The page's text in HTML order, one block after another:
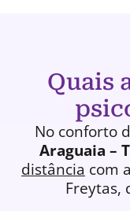
Quais
No conforto
Araguaia –
distância com
Freytas,